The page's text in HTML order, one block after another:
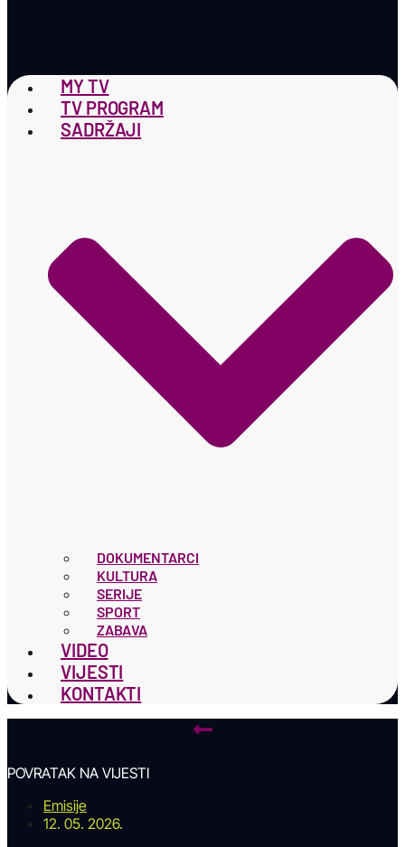
MY TV
TV PROGRAM
SADRŽAJI
DOKUMENTARCI
KULTURA
SERIJE
SPORT
ZABAVA
VIDEO
VIJESTI
KONTAKTI
POVRATAK NA VIJESTI
Emisije
12. 05. 2026.